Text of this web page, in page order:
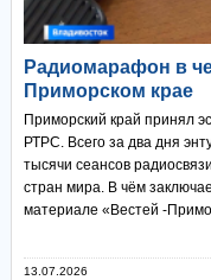
Радиомарафон в
Приморском крае
Приморский край принял
РТРС. Всего за два дня
тысячи сеансов
стран мира. В чём
материале «Вестей -
13.07.2026